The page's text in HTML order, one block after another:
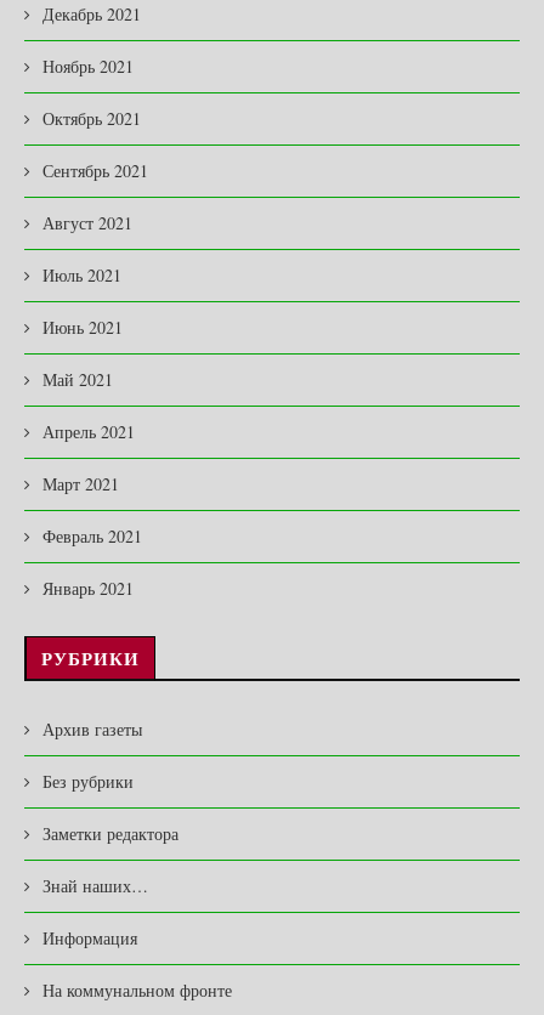
Декабрь 2021
Ноябрь 2021
Октябрь 2021
Сентябрь 2021
Август 2021
Июль 2021
Июнь 2021
Май 2021
Апрель 2021
Март 2021
Февраль 2021
Январь 2021
РУБРИКИ
Архив газеты
Без рубрики
Заметки редактора
Знай наших…
Информация
На коммунальном фронте